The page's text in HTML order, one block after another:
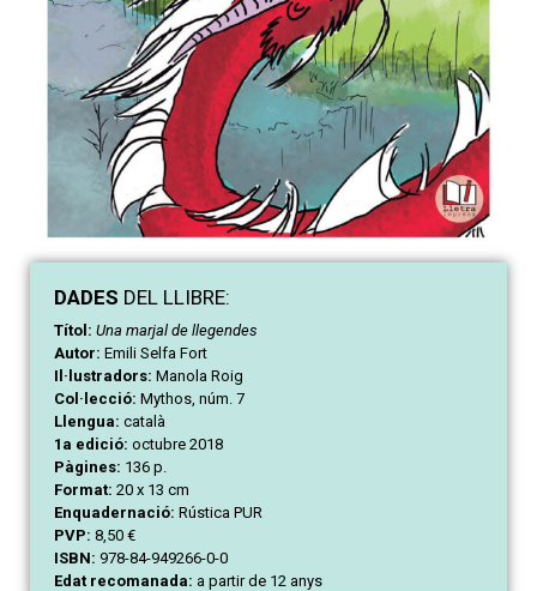
DADES DEL LLIBRE:
Títol: Una marjal de llegendes
Autor: Emili Selfa Fort
Il·lustradors: Manola Roig
Col·lecció: Mythos, núm. 7
Llengua: català
1a edició: octubre 2018
Pàgines: 136 p.
Format: 20 x 13 cm
Enquadernació: Rústica PUR
PVP: 8,50 €
ISBN: 978-84-949266-0-0
Edat recomanada: a partir de 12 anys